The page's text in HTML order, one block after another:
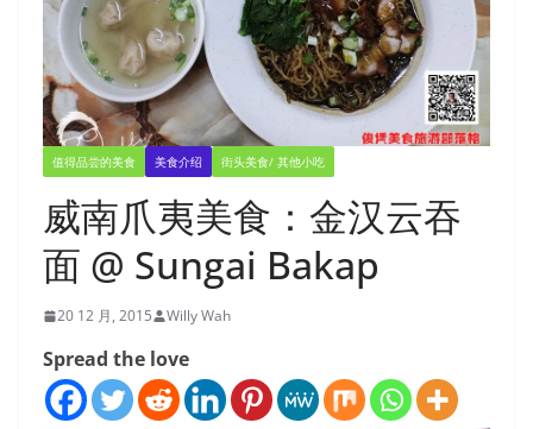
值得品尝的美食 美食介绍 街头美食/ 其他小吃
威南爪夷美食：金汉云吞
面 @ Sungai Bakap
20 12 月, 2015 Willy Wah
Spread the love